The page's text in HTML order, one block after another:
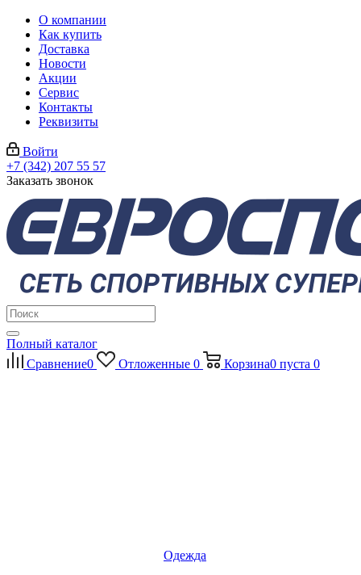
О компании
Как купить
Доставка
Новости
Акции
Сервис
Контакты
Реквизиты
Войти
+7 (342) 207 55 57
Заказать звонок
Полный каталог
Сравнение0 Отложенные 0 Корзина0 пуста 0
Одежда